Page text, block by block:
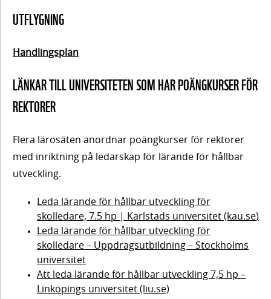
kartläggningen
föreläsningen
Samtal
forskare
och
praktiker
Reflektionsfråga
efter samtalet
uppgift –
identifiera
styrkor,
svagheter,
och hot
och
Innehåll
– förändra skolans
struktur och
Reflektionsfrågor
föreläsningen
mellan
forskare
6.
Utflygning
– att hålla
i och hålla
ut
Innehåll
Föreläsning
– Vi knyter
Resursbibliotek
– stödmaterial
UTFLYGNING
Handlingsplan
LÄNKAR TILL UNIVERSITETEN SOM HAR POÄNGKURSER FÖR
REKTORER
Flera lärosäten anordnar poängkurser för rektorer
med inriktning på ledarskap för lärande för hållbar
utveckling.
Leda lärande för hållbar utveckling för
skolledare, 7.5 hp | Karlstads universitet (kau.se)
Leda lärande för hållbar utveckling för
skolledare – Uppdragsutbildning – Stockholms
universitet
Att leda lärande för hållbar utveckling 7,5 hp –
Linköpings universitet (liu.se)